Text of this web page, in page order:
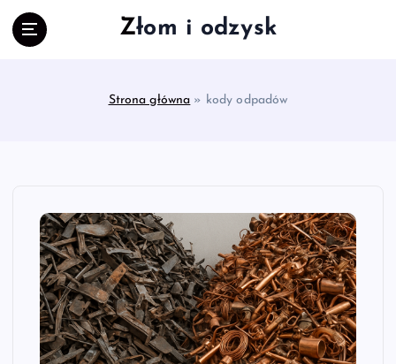
Złom i odzysk
Strona główna » kody odpadów